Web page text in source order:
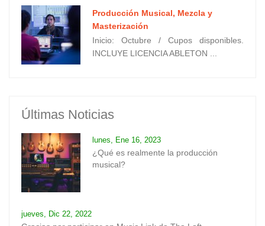
Producción Musical, Mezcla y
Masterización
Inicio: Octubre / Cupos disponibles.
INCLUYE LICENCIA ABLETON ...
Últimas Noticias
lunes, Ene 16, 2023
¿Qué es realmente la producción
musical?
jueves, Dic 22, 2022